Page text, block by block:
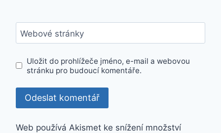
Webové stránky
Uložit do prohlížeče jméno, e-mail a webovou
stránku pro budoucí komentáře.
Web používá Akismet ke snížení množství